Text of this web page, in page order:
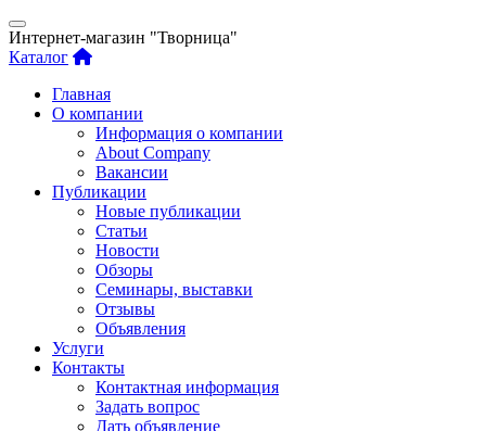
Интернет-магазин "Творница"
Каталог
Главная
О компании
Информация о компании
About Company
Вакансии
Публикации
Новые публикации
Статьи
Новости
Обзоры
Семинары, выставки
Отзывы
Объявления
Услуги
Контакты
Контактная информация
Задать вопрос
Дать объявление